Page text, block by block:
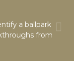
a ballpark
from